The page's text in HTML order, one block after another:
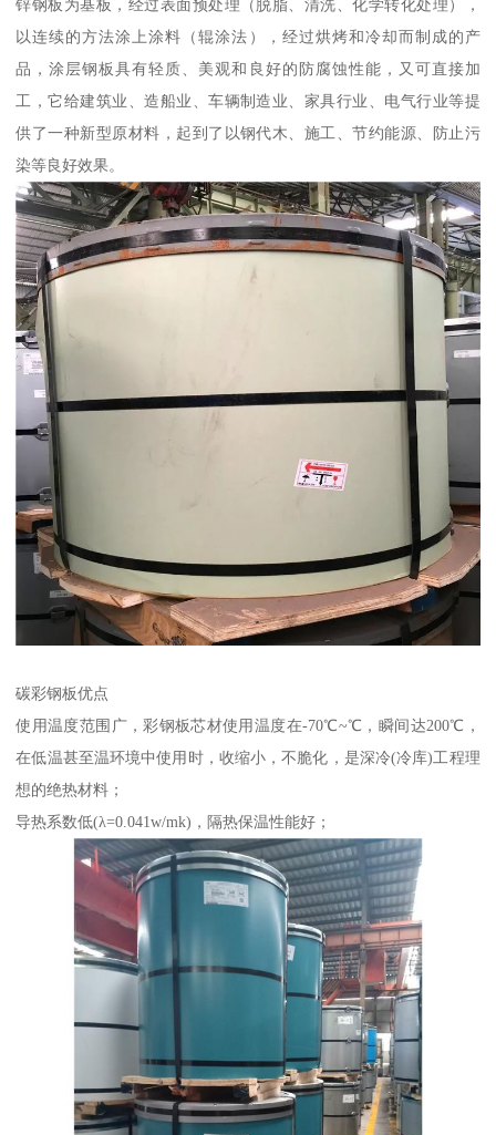
锌钢板为基板，经过表面预处理（脱脂、清洗、化学转化处理），
以连续的方法涂上涂料（辊涂法），经过烘烤和冷却而制成的产
品，涂层钢板具有轻质、美观和良好的防腐蚀性能，又可直接加
工，它给建筑业、造船业、车辆制造业、家具行业、电气行业等提
供了一种新型原材料，起到了以钢代木、施工、节约能源、防止污
染等良好效果。
碳彩钢板优点
使用温度范围广，彩钢板芯材使用温度在-70℃~℃，瞬间达200℃，
在低温甚至温环境中使用时，收缩小，不脆化，是深冷(冷库)工程理
想的绝热材料；
导热系数低(λ=0.041w/mk)，隔热保温性能好；